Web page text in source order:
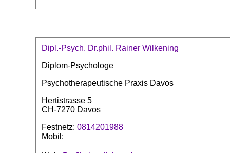
Dipl.-Psych. Dr.phil. Rainer Wilkening
Diplom-Psychologe
Psychotherapeutische Praxis Davos
Hertistrasse 5
CH-7270 Davos
Festnetz: 0814201988
Mobil: